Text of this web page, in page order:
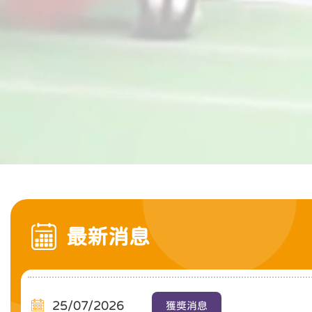
最新消息
25/07/2026 獲獎消息